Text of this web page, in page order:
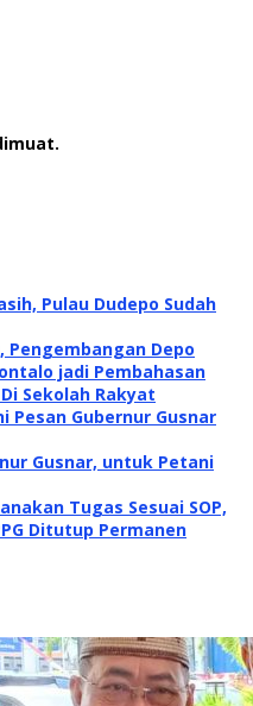
Pulau Dudepo Sudah
Pengembangan Depo
jadi Pembahasan
Sekolah Rakyat
Pesan Gubernur Gusnar
Gusnar, untuk Petani
Tugas Sesuai SOP,
Ditutup Permanen